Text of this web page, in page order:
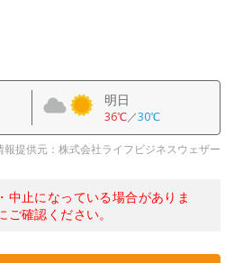
明日
36℃／30℃
報提供元：株式会社ライフビジネスウェザー
止になっている場合がありま
確認ください。